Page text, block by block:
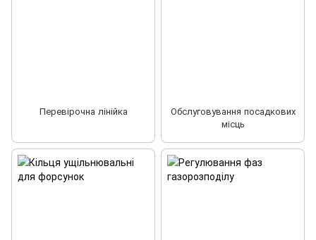
Перевірочна лінійка
Обслуговування посадкових
місць